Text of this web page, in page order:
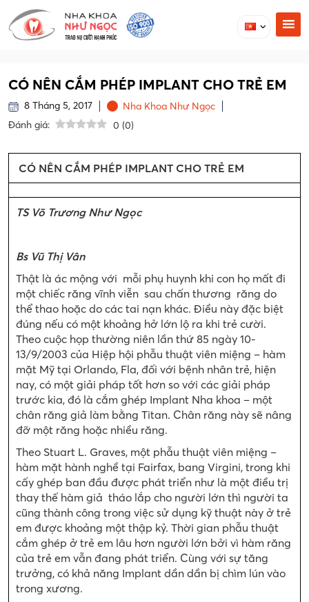
CÓ NÊN CẮM PHÉP IMPLANT CHO TRẺ EM
8 Tháng 5, 2017
Nha Khoa Như Ngọc
Đánh giá:
0 (0)
CÓ NÊN CẮM PHÉP IMPLANT CHO TRẺ EM
TS Võ Trương Như Ngọc
Bs Vũ Thị Vân
Thật là ác mộng với mỗi phụ huynh khi con họ mất đi
một chiếc răng vĩnh viễn sau chấn thương răng do
thể thao hoặc do các tai nạn khác. Điều này đặc biệt
đúng nếu có một khoảng hở lớn lộ ra khi trẻ cười.
Theo cuộc họp thường niên lần thứ 85 ngày 10-
13/9/2003 của Hiệp hội phẫu thuật viên miệng – hàm
mặt Mỹ tại Orlando, Fla, đối với bệnh nhân trẻ, hiện
nay, có một giải pháp tốt hơn so với các giải pháp
trước kia, đó là cắm ghép Implant Nha khoa – một
chân răng giả làm bằng Titan. Chân răng này sẽ nâng
đỡ một răng hoặc nhiều răng.
Theo Stuart L. Graves, một phẫu thuật viên miệng –
hàm mặt hành nghề tại Fairfax, bang Virgini, trong khi
cấy ghép ban đầu được phát triển như là một điều trị
thay thế hàm giả tháo lắp cho người lớn thì người ta
cũng thành công trong việc sử dụng kỹ thuật này ở trẻ
em được khoảng một thập kỷ. Thời gian phẫu thuật
cắm ghép ở trẻ em lâu hơn người lớn bởi vì hàm răng
của trẻ em vẫn đang phát triển. Cùng với sự tăng
trưởng, có khả năng Implant dần dần bị chìm lún vào
trong xương.